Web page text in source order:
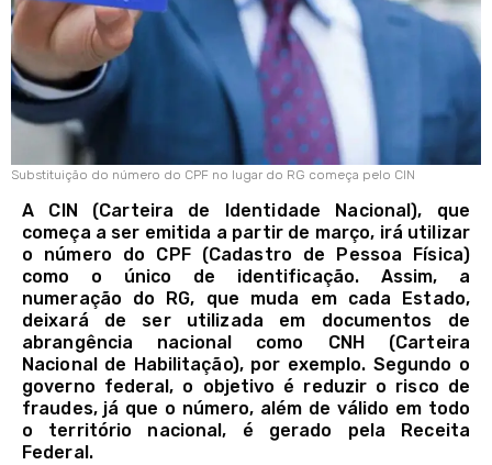
Substituição do número do CPF no lugar do RG começa pelo CIN
A CIN (Carteira de Identidade Nacional), que
começa a ser emitida a partir de março, irá utilizar
o número do CPF (Cadastro de Pessoa Física)
como o único de identificação. Assim, a
numeração do RG, que muda em cada Estado,
deixará de ser utilizada em documentos de
abrangência nacional como CNH (Carteira
Nacional de Habilitação), por exemplo. Segundo o
governo federal, o objetivo é reduzir o risco de
fraudes, já que o número, além de válido em todo
o território nacional, é gerado pela Receita
Federal.